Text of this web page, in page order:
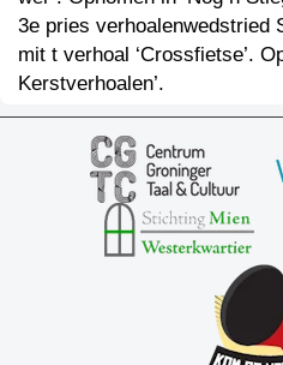
3e pries verhoalenwedstried
mit t verhoal ‘Crossfietse’.
Kerstverhoalen’.